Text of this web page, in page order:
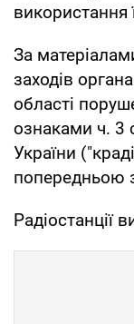
використання
За
заходів
області
ознаками ч. 3
України
попередньою
Радіостанції